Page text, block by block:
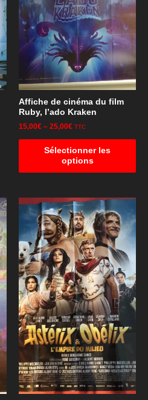
Affiche de cinéma du film
Ruby, l’ado Kraken
15,00€ – 25,00€ TTC
Sélectionner les
options